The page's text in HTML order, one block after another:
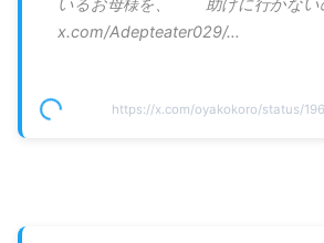
x.com/Adepteater029/…
https://x.com/oyakokoro/status/